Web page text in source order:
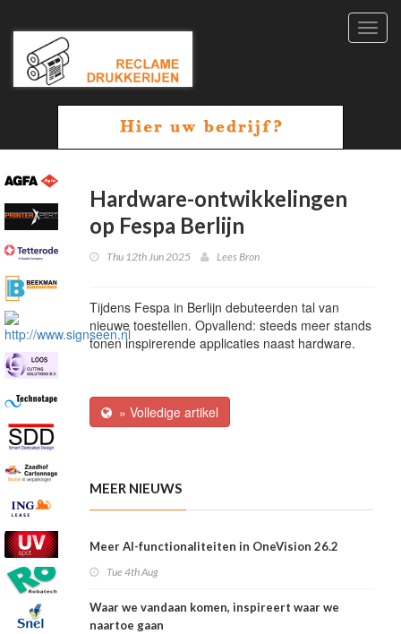
Hardware-ontwikkelingen
op Fespa Berlijn
Thu 12th Jun 2025 Lees Bron
Tijdens Fespa in Berlijn debuteerden tal van
nieuwe toestellen. Opvallend: steeds meer stands
tonen inspirerende applicaties naast hardware.
» Volledige artikel
MEER NIEUWS
Meer AI-functionaliteiten in OneVision 26.2
Tue 4th Aug
Waar we vandaan komen, inspireert waar we
naartoe gaan